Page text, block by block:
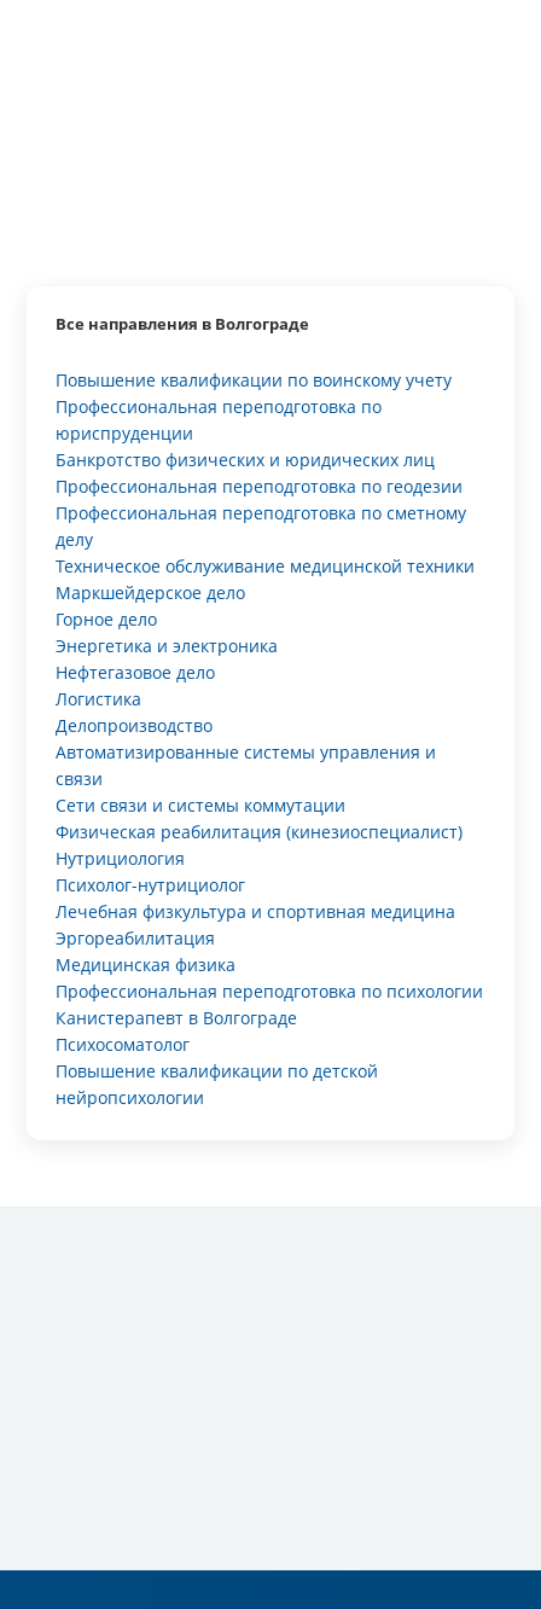
Все направления в Волгограде
Повышение квалификации по воинскому учету
Профессиональная переподготовка по
юриспруденции
Банкротство физических и юридических лиц
Профессиональная переподготовка по геодезии
Профессиональная переподготовка по сметному
делу
Техническое обслуживание медицинской техники
Маркшейдерское дело
Горное дело
Энергетика и электроника
Нефтегазовое дело
Логистика
Делопроизводство
Автоматизированные системы управления и
связи
Сети связи и системы коммутации
Физическая реабилитация (кинезиоспециалист)
Нутрициология
Психолог-нутрициолог
Лечебная физкультура и спортивная медицина
Эргореабилитация
Медицинская физика
Профессиональная переподготовка по психологии
Канистерапевт в Волгограде
Психосоматолог
Повышение квалификации по детской
нейропсихологии